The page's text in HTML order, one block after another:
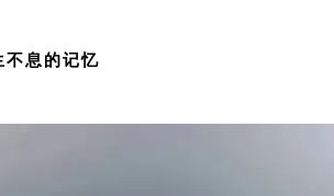
不息的记忆